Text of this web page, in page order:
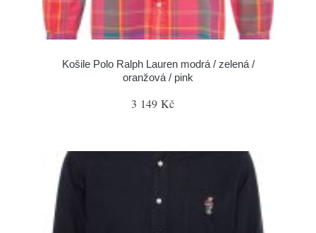
Košile Polo Ralph Lauren modrá / zelená /
oranžová / pink
3 149 Kč